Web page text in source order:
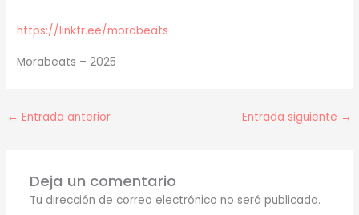
https://linktr.ee/morabeats
Morabeats – 2025
← Entrada anterior Entrada siguiente →
Deja un comentario
Tu dirección de correo electrónico no será publicada.